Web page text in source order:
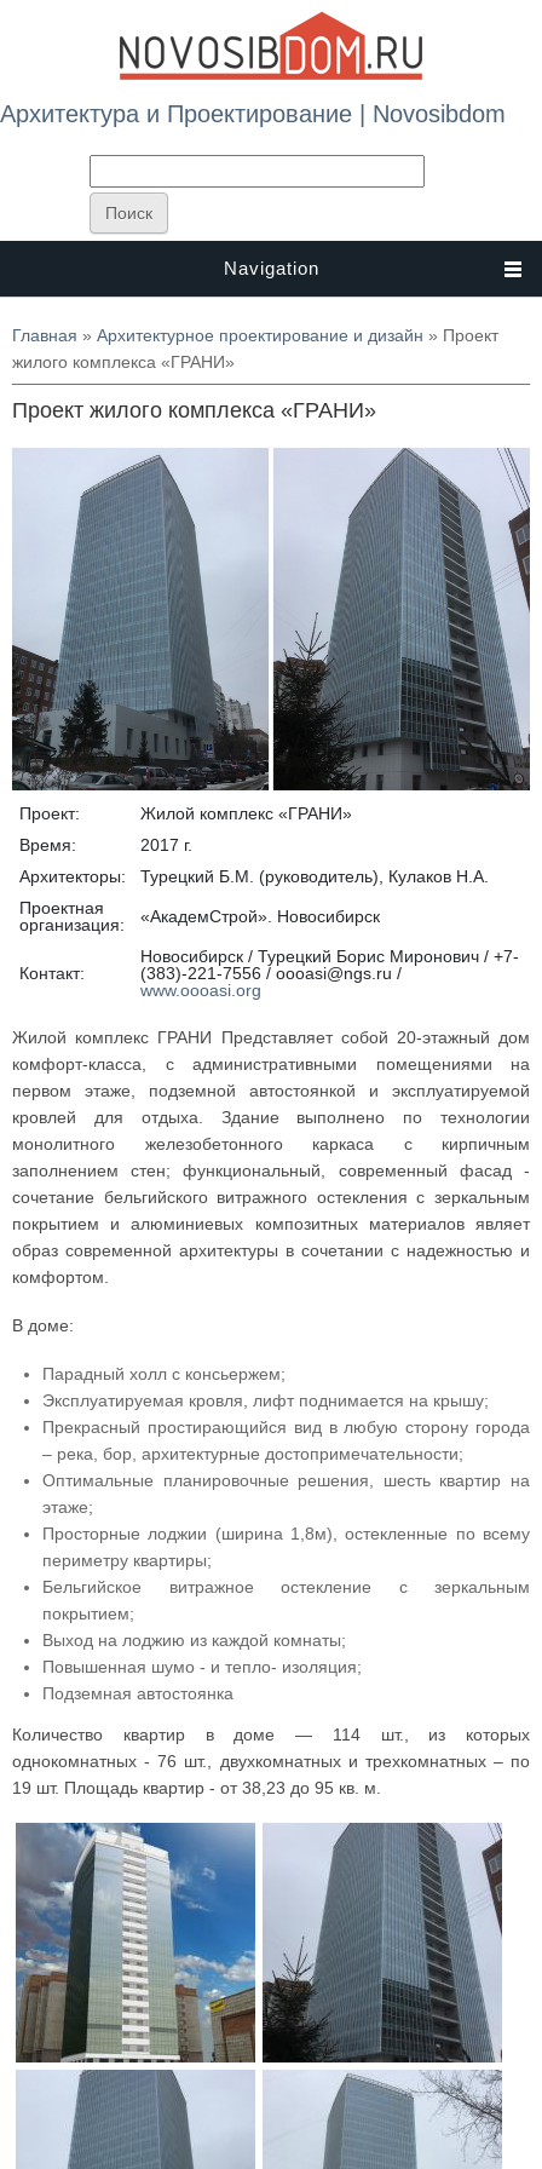
Архитектура и Проектирование | Novosibdom
Navigation
Вы здесь
Главная » Архитектурное проектирование и дизайн » Проект
жилого комплекса «ГРАНИ»
Проект жилого комплекса «ГРАНИ»
Проект:
Жилой комплекс «ГРАНИ»
Время:
2017 г.
Архитекторы:
Турецкий Б.М. (руководитель), Кулаков Н.А.
Проектная
организация:
«АкадемСтрой». Новосибирск
Контакт:
Новосибирск / Турецкий Борис Миронович / +7-
(383)-221-7556 / oooasi@ngs.ru /
www.oooasi.org
Жилой комплекс ГРАНИ Представляет собой 20-этажный дом
комфорт-класса, с административными помещениями на
первом этаже, подземной автостоянкой и эксплуатируемой
кровлей для отдыха. Здание выполнено по технологии
монолитного железобетонного каркаса с кирпичным
заполнением стен; функциональный, современный фасад -
сочетание бельгийского витражного остекления с зеркальным
покрытием и алюминиевых композитных материалов являет
образ современной архитектуры в сочетании с надежностью и
комфортом.
В доме:
Парадный холл с консьержем;
Эксплуатируемая кровля, лифт поднимается на крышу;
Прекрасный простирающийся вид в любую сторону города
– река, бор, архитектурные достопримечательности;
Оптимальные планировочные решения, шесть квартир на
этаже;
Просторные лоджии (ширина 1,8м), остекленные по всему
периметру квартиры;
Бельгийское витражное остекление с зеркальным
покрытием;
Выход на лоджию из каждой комнаты;
Повышенная шумо - и тепло- изоляция;
Подземная автостоянка
Количество квартир в доме — 114 шт., из которых
однокомнатных - 76 шт., двухкомнатных и трехкомнатных – по
19 шт. Площадь квартир - от 38,23 до 95 кв. м.